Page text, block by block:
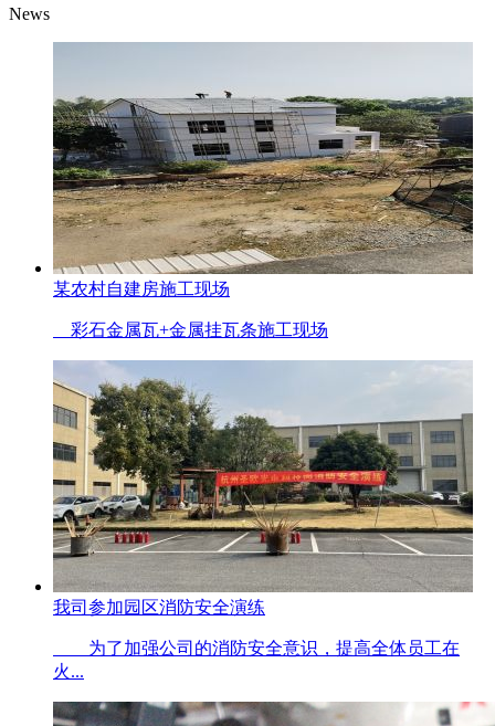
News
某农村自建房施工现场
彩石金属瓦+金属挂瓦条施工现场
我司参加园区消防安全演练
为了加强公司的消防安全意识，提高全体员工在
火...